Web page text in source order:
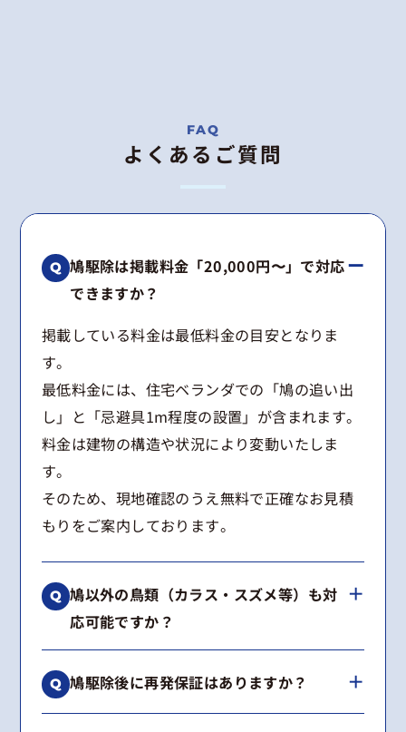
よくあるご質問
鳩駆除は掲載料金「20,000円〜」で対応
できますか？
掲載している料金は最低料金の目安となりま
す。
最低料金には、住宅ベランダでの「鳩の追い出
し」と「忌避具1m程度の設置」が含まれます。
料金は建物の構造や状況により変動いたしま
す。
そのため、現地確認のうえ無料で正確なお見積
もりをご案内しております。
鳩以外の鳥類（カラス・スズメ等）も対
応可能ですか？
カラス、スズメ、ムクドリなどの鳥類からコウ
モリまで幅広く対応しております。
鳩駆除後に再発保証はありますか？